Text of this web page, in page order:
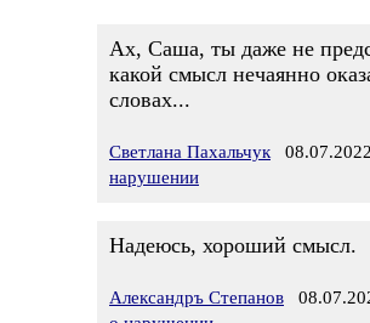
Ах, Саша, ты даже не
какой смысл нечаянно
словах...
Светлана Пахальчук
нарушении
Надеюсь, хороший смысл.
Александръ Степанов